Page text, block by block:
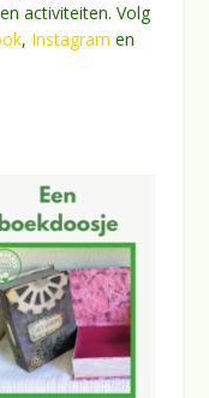
activiteiten. Volg
, Instagram en